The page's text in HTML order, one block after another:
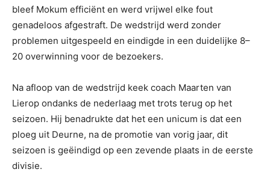
bleef Mokum efficiënt en werd vrijwel elke fout
genadeloos afgestraft. De wedstrijd werd zonder
problemen uitgespeeld en eindigde in een duidelijke 8–
20 overwinning voor de bezoekers.
Na afloop van de wedstrijd keek coach Maarten van
Lierop ondanks de nederlaag met trots terug op het
seizoen. Hij benadrukte dat het een unicum is dat een
ploeg uit Deurne, na de promotie van vorig jaar, dit
seizoen is geëindigd op een zevende plaats in de eerste
divisie.